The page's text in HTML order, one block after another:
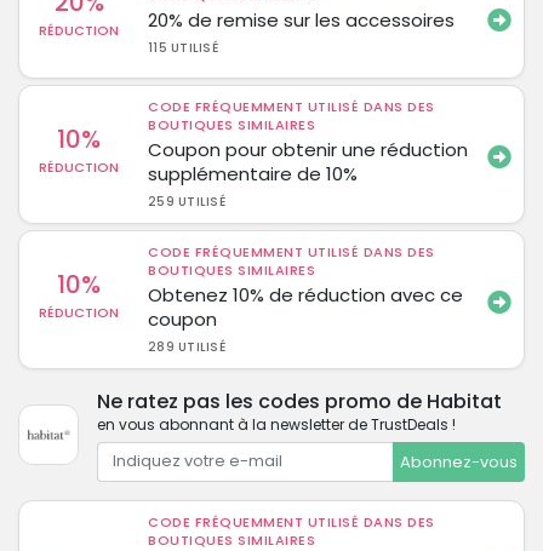
RÉDUCTION 20% de remise sur les accessoires
115 UTILISÉ
10%
RÉDUCTION
CODE FRÉQUEMMENT UTILISÉ DANS DES
BOUTIQUES SIMILAIRES
Coupon pour obtenir une réduction
supplémentaire de 10%
259 UTILISÉ
10%
RÉDUCTION
CODE FRÉQUEMMENT UTILISÉ DANS DES
BOUTIQUES SIMILAIRES
Obtenez 10% de réduction avec ce
coupon
289 UTILISÉ
Ne ratez pas les codes promo de Habitat
en vous abonnant à la newsletter de TrustDeals !
Abonnez-vous
CODE FRÉQUEMMENT UTILISÉ DANS DES
BOUTIQUES SIMILAIRES